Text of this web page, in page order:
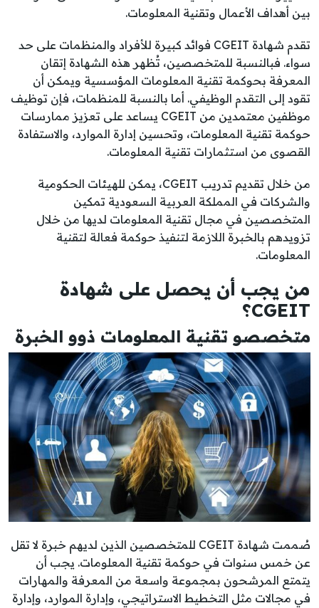
بين أهداف الأعمال وتقنية المعلومات.
تقدم شهادة CGEIT فوائد كبيرة للأفراد والمنظمات على حد
سواء. فبالنسبة للمتخصصين، تُظهر هذه الشهادة إتقان
المعرفة بحوكمة تقنية المعلومات المؤسسية ويمكن أن
تقود إلى التقدم الوظيفي. أما بالنسبة للمنظمات، فإن توظيف
موظفين معتمدين من CGEIT يساعد على تعزيز ممارسات
حوكمة تقنية المعلومات، وتحسين إدارة الموارد، والاستفادة
القصوى من استثمارات تقنية المعلومات.
من خلال تقديم تدريب CGEIT، يمكن للهيئات الحكومية
والشركات في المملكة العربية السعودية تمكين
المتخصصين في مجال تقنية المعلومات لديها من خلال
تزويدهم بالخبرة اللازمة لتنفيذ حوكمة فعالة لتقنية
المعلومات.
من يجب أن يحصل على شهادة
CGEIT؟
متخصصو تقنية المعلومات ذوو الخبرة
صُممت شهادة CGEIT للمتخصصين الذين لديهم خبرة لا تقل
عن خمس سنوات في حوكمة تقنية المعلومات. يجب أن
يتمتع المرشحون بمجموعة واسعة من المعرفة والمهارات
في مجالات مثل التخطيط الاستراتيجي، وإدارة الموارد، وإدارة